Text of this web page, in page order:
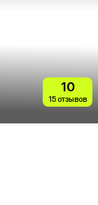
10
15 отзывов